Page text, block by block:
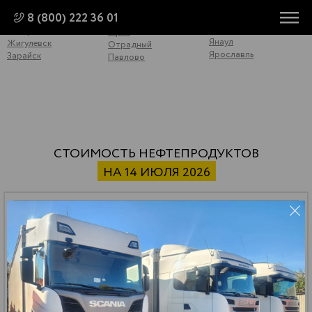
8 (800) 222 36 01
Екатеринбург
Жигулевск
Зарайск
Оренбург
Орск
Отрадный
Павлово
Янаул
Ярославль
СТОИМОСТЬ НЕФТЕПРОДУКТОВ
НА 14 ИЮЛЯ 2026
СУГ ПБТ
59 500 р.
цена за тонну
32.13 р.
цена за литр
РАСЧЕТ
ДОСТАВКИ
Бензин АИ-92 авто
151 000 р. 112.94 р.* РАСЧЕТ